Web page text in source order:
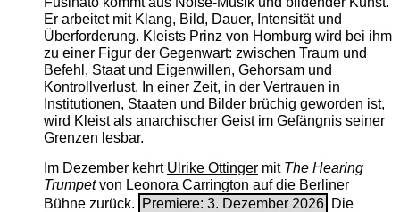
Er arbeitet mit Klang, Bild, Dauer, Intensität und
Überforderung. Kleists Prinz von Homburg wird bei ihm
zu einer Figur der Gegenwart: zwischen Traum und
Befehl, Staat und Eigenwillen, Gehorsam und
Kontrollverlust. In einer Zeit, in der Vertrauen in
Institutionen, Staaten und Bilder brüchig geworden ist,
wird Kleist als anarchischer Geist im Gefängnis seiner
Grenzen lesbar.
Im Dezember kehrt Ulrike Ottingermit The ­Hearing
Trumpetvon Leonora Carrington auf die Berliner
Bühne zurück.
Premiere: 3. Dezember 2026 Die